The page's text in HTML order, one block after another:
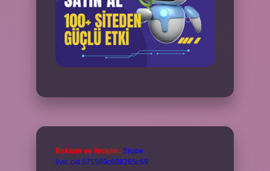
Reklam ve İletişim: Skype:
live:.cid.575569c608265c69